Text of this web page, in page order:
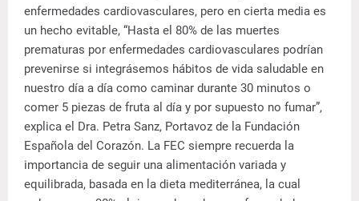
enfermedades cardiovasculares, pero en cierta media es
un hecho evitable, “Hasta el 80% de las muertes
prematuras por enfermedades cardiovasculares podrían
prevenirse si integrásemos hábitos de vida saludable en
nuestro día a día como caminar durante 30 minutos o
comer 5 piezas de fruta al día y por supuesto no fumar”,
explica el Dra. Petra Sanz, Portavoz de la Fundación
Española del Corazón. La FEC siempre recuerda la
importancia de seguir una alimentación variada y
equilibrada, basada en la dieta mediterránea, la cual